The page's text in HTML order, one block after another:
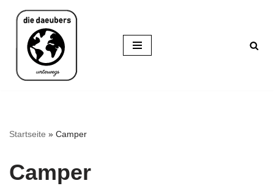
Inhalt
springen
Startseite » Camper
Camper